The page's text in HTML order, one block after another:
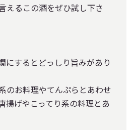
えるこの酒をぜひ試し下さ
にするとどっしり旨みがあり
のお料理やてんぷらとあわせ
揚げやこってり系の料理とあ